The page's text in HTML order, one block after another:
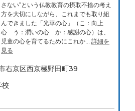
さない”という仏教教育の摂取不捨の考え
方を大切にしながら、これまでも取り組
んできました「光華の心」（こ：向上
心 う：潤いの心 か：感謝の心）は、
児童の心を育てるためにこれか... 詳細を
見る
右京区西京極野田町39
校